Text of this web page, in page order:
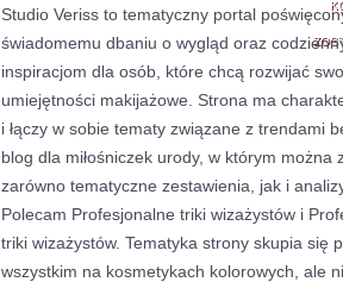
Studio Veriss to tematyczny portal
świadomemu dbaniu o wygląd oraz
inspiracjom dla osób, które chcą rozwijać
umiejętności makijażowe. Strona ma
i łączy w sobie tematy związane z trendami
blog dla miłośniczek urody, w którym można
zarówno tematyczne zestawienia, jak i
Polecam Profesjonalne triki wizażystów i
triki wizażystów. Tematyka strony skupia się
wszystkim na kosmetykach kolorowych, ale